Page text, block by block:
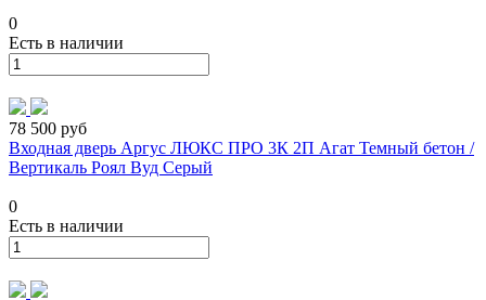
0
Есть в наличии
78 500 руб
Входная дверь Аргус ЛЮКС ПРО 3К 2П Агат Темный бетон /
Вертикаль Роял Вуд Серый
0
Есть в наличии